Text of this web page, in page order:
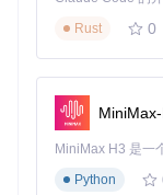
当你需要准备新
第一步：环境准备
git clone
cd knowledge-
Rust
0
Python